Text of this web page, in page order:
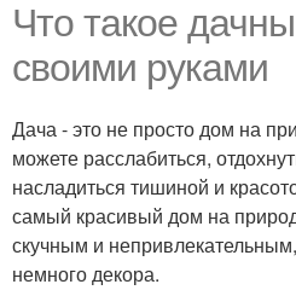
Что такое
своими руками
Дача - это не просто дом на
можете расслабиться,
насладиться тишиной и
самый красивый дом на
скучным и
немного декора.